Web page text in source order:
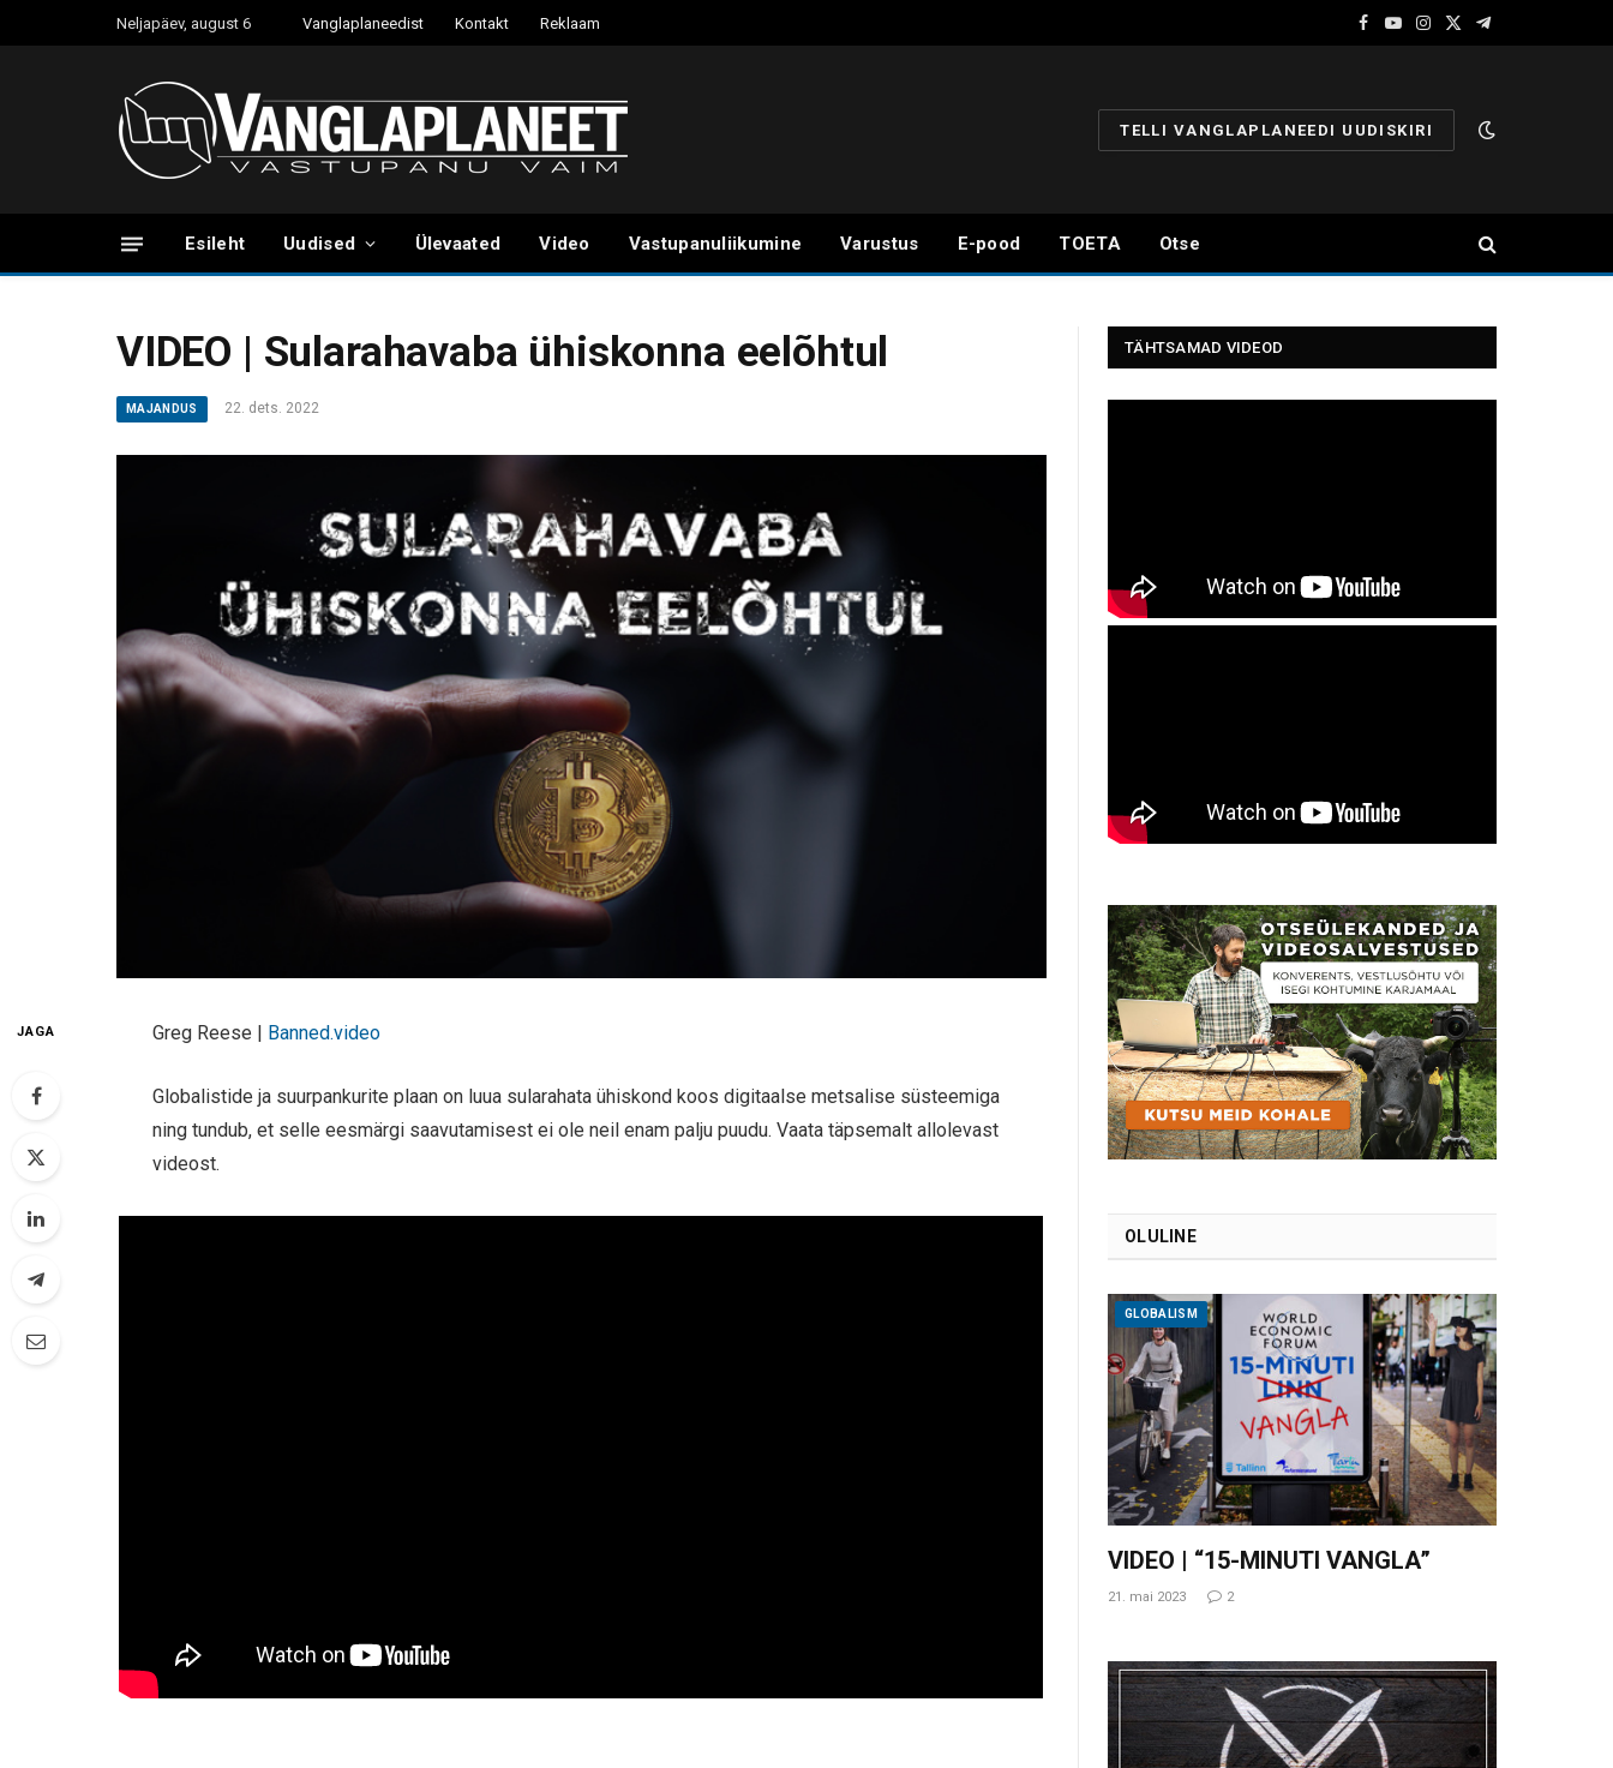
Neljapäev, august 6 Vanglaplaneedist Kontakt Reklaam
Facebook
YouTube
Instagram
X
Telegram
TELLI VANGLAPLANEEDI UUDISKIRI
Esileht Uudised Ülevaated Video Vastupanuliikumine Varustus E-pood TOETA Otse
VIDEO | Sularahavaba ühiskonna eelõhtul
MAJANDUS 22. dets. 2022
JAGA Greg Reese | Banned.video
Globalistide ja suurpankurite plaan on luua sularahata ühiskond koos digitaalse metsalise süsteemiga
ning tundub, et selle eesmärgi saavutamisest ei ole neil enam palju puudu. Vaata täpsemalt allolevast
videost.
TÄHTSAMAD VIDEOD
OLULINE
GLOBALISM
VIDEO | “15-MINUTI VANGLA”
21. mai 2023 2